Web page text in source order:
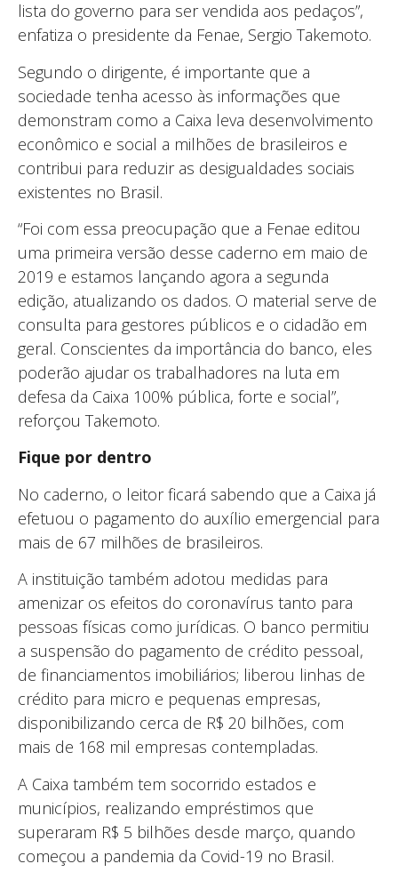
lista do governo para ser vendida aos pedaços”,
enfatiza o presidente da Fenae, Sergio Takemoto.
Segundo o dirigente, é importante que a
sociedade tenha acesso às informações que
demonstram como a Caixa leva desenvolvimento
econômico e social a milhões de brasileiros e
contribui para reduzir as desigualdades sociais
existentes no Brasil.
“Foi com essa preocupação que a Fenae editou
uma primeira versão desse caderno em maio de
2019 e estamos lançando agora a segunda
edição, atualizando os dados. O material serve de
consulta para gestores públicos e o cidadão em
geral. Conscientes da importância do banco, eles
poderão ajudar os trabalhadores na luta em
defesa da Caixa 100% pública, forte e social”,
reforçou Takemoto.
Fique por dentro
No caderno, o leitor ficará sabendo que a Caixa já
efetuou o pagamento do auxílio emergencial para
mais de 67 milhões de brasileiros.
A instituição também adotou medidas para
amenizar os efeitos do coronavírus tanto para
pessoas físicas como jurídicas. O banco permitiu
a suspensão do pagamento de crédito pessoal,
de financiamentos imobiliários; liberou linhas de
crédito para micro e pequenas empresas,
disponibilizando cerca de R$ 20 bilhões, com
mais de 168 mil empresas contempladas.
A Caixa também tem socorrido estados e
municípios, realizando empréstimos que
superaram R$ 5 bilhões desde março, quando
começou a pandemia da Covid-19 no Brasil.